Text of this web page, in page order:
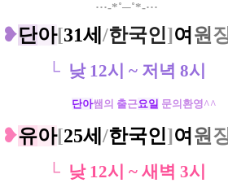
​···-*˚─˚*-···
❥단아[31세 /한국인] 여 원
└ 낮 12시 ~ 저녁 8시
단아쌤의 출근요일 문의환영^^​
❥유아[25세 /한국인] 여 원
└ 낮 12시 ~ 새벽 3시